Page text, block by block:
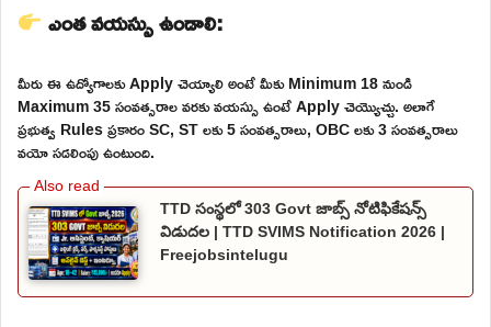
ఎంత వయస్సు ఉండాలి:
మీరు ఈ ఉద్యోగాలకు Apply చెయ్యాలి అంటే మీకు Minimum 18 నుండి
Maximum 35 సంవత్సరాల వరకు వయస్సు ఉంటే Apply చెయ్యొచ్చు. అలాగే
ప్రభుత్వ Rules ప్రకారం SC, ST లకు 5 సంవత్సరాలు, OBC లకు 3 సంవత్సరాలు
వయో సడలింపు ఉంటుంది.
TTD సంస్థలో 303 Govt జాబ్స్ నోటిఫికేషన్స్
విడుదల | TTD SVIMS Notification 2026 |
Freejobsintelugu